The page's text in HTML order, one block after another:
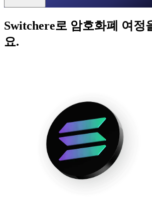
Switchere로 암호화폐 여정
요.